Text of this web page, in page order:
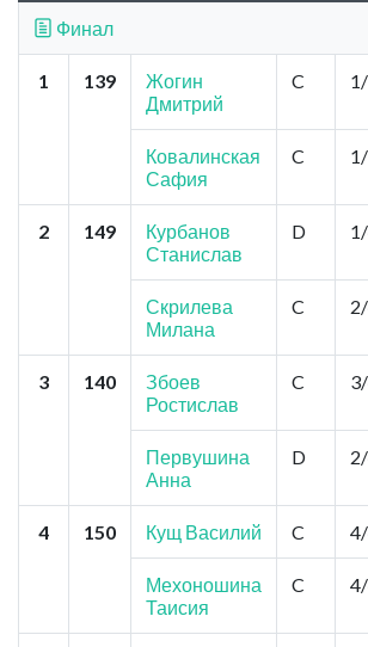
Финал
1 139
Жогин
Дмитрий
C
Ковалинская
Сафия
C
2 149
Курбанов
Станислав
D
Скрилева
Милана
C
3 140
Збоев
Ростислав
C
Первушина
Анна
D
4 150 Кущ Василий C
Мехоношина
Таисия
C